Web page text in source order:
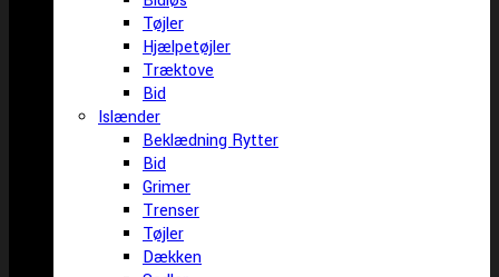
Tøjler
Hjælpetøjler
Træktove
Bid
Islænder
Beklædning Rytter
Bid
Grimer
Trenser
Tøjler
Dækken